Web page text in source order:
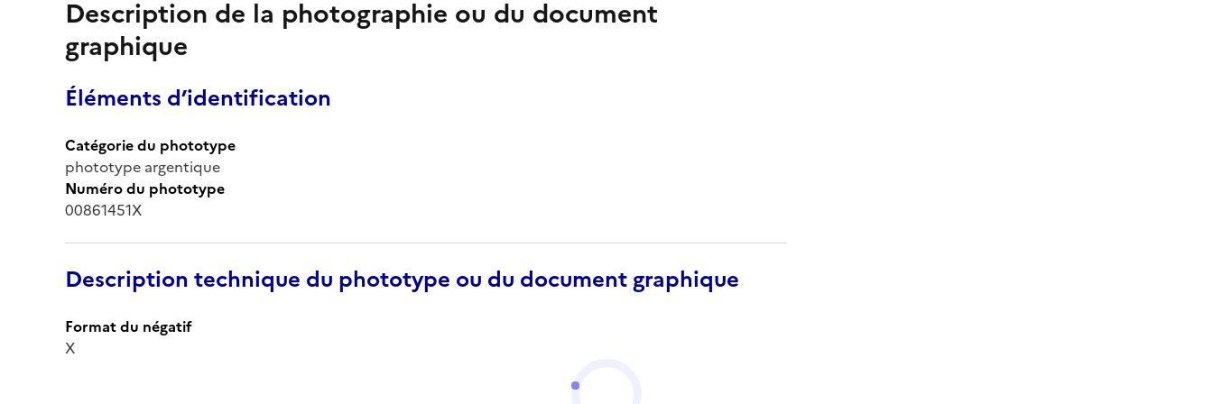
Description de la photographie ou du document
graphique
Éléments d’identification
Catégorie du phototype
phototype argentique
Numéro du phototype
00861451X
Description technique du phototype ou du document graphique
Format du négatif
X